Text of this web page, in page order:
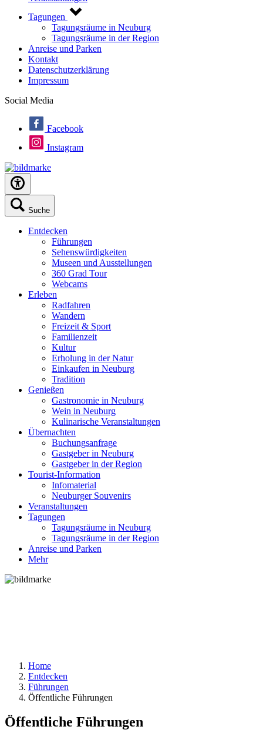
Tagungen
Tagungsräume in Neuburg
Tagungsräume in der Region
Anreise und Parken
Kontakt
Datenschutzerklärung
Impressum
Social Media
Facebook
Instagram
Suche
Entdecken
Führungen
Sehenswürdigkeiten
Museen und Ausstellungen
360 Grad Tour
Webcams
Erleben
Radfahren
Wandern
Freizeit & Sport
Familienzeit
Kultur
Erholung in der Natur
Einkaufen in Neuburg
Tradition
Genießen
Gastronomie in Neuburg
Wein in Neuburg
Kulinarische Veranstaltungen
Übernachten
Buchungsanfrage
Gastgeber in Neuburg
Gastgeber in der Region
Tourist-Information
Infomaterial
Neuburger Souvenirs
Veranstaltungen
Tagungen
Tagungsräume in Neuburg
Tagungsräume in der Region
Anreise und Parken
Mehr
Home
Entdecken
Führungen
Öffentliche Führungen
Öffentliche Führungen